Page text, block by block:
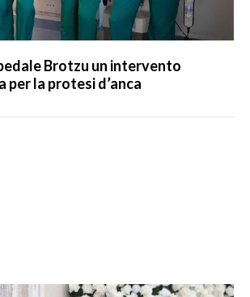
Brotzu un intervento
per la protesi d’anca